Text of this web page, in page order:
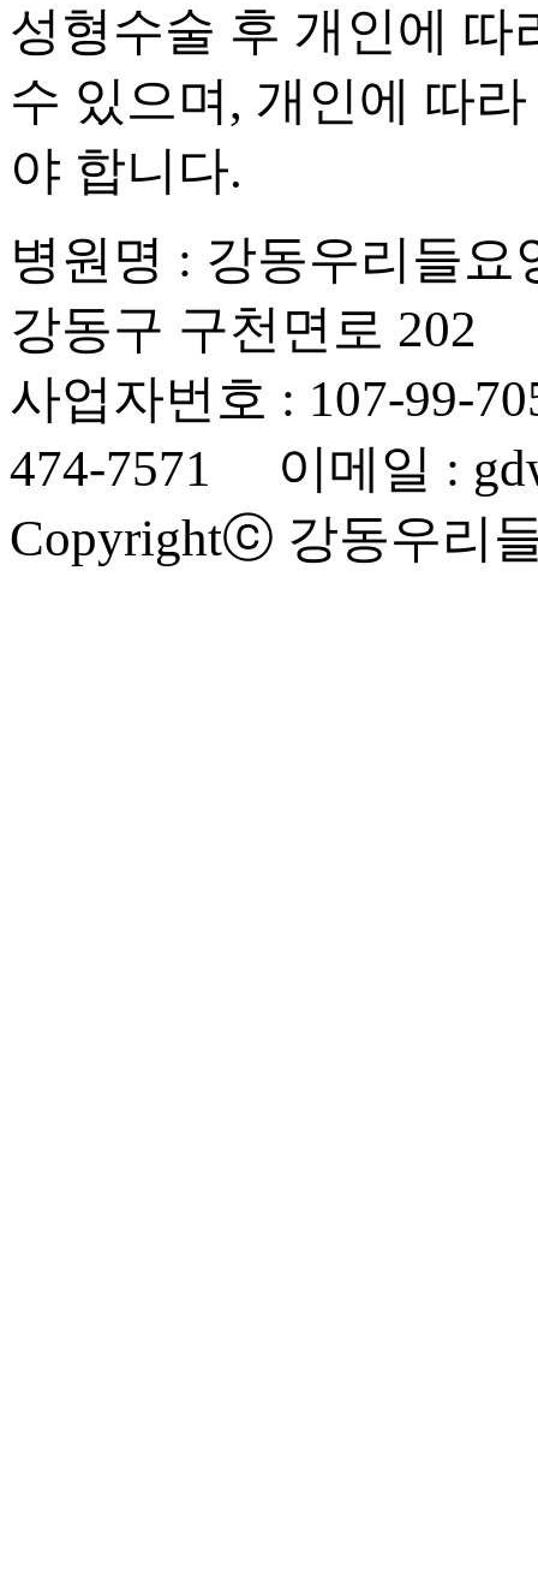
성형수술 후 개인에 따
수 있으며, 개인에 따
야 합니다.
병원명 : 강동우리들
강동구 구천면로 202
사업자번호 : 107-99-
474-7571 이메일 :
Copyrightⓒ 강동우리